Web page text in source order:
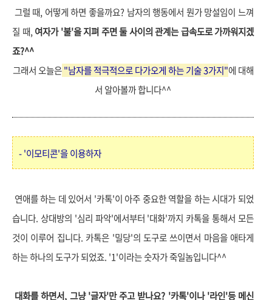
그럴 때, 어떻게 하면 좋을까요? 남자의 행동에서 뭔가 망설임이 느껴
질 때, 여자가 '불'을 지펴 주면 둘 사이의 관계는 급속도로 가까워지겠
죠?^^
그래서 오늘은"남자를 적극적으로 다가오게 하는 기술 3가지"에 대해
서 알아볼까 합니다^^
- '이모티콘'을 이용하자
연애를 하는 데 있어서 '카톡'이 아주 중요한 역할을 하는 시대가 되었
습니다. 상대방의 '심리 파악'에서부터 '대화'까지 카톡을 통해서 모든
것이 이루어 집니다. 카톡은 '밀당'의 도구로 쓰이면서 마음을 애타게
하는 하나의 도구가 되었죠. '1'이라는 숫자가 죽일놈입니다^^
대화를 하면서, 그냥 '글자'만 주고 받나요? '카톡'이나 '라인'등 메신